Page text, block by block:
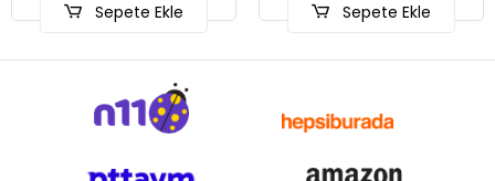
Sepete Ekle Sepete Ekle